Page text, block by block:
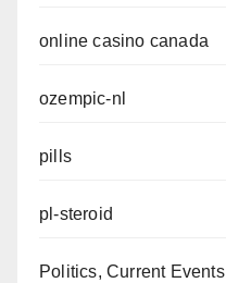
online casino canada
ozempic-nl
pills
pl-steroid
Politics, Current Events